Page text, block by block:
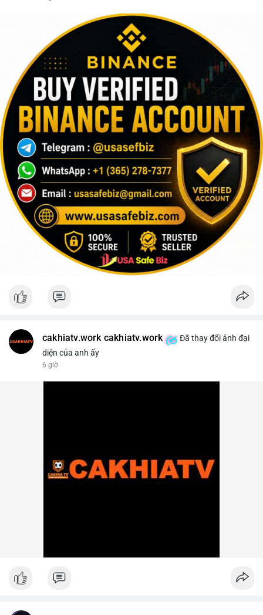
cakhiatv.work cakhiatv.work
Đã thay đổi ảnh đại
diện của anh ấy
6 giờ